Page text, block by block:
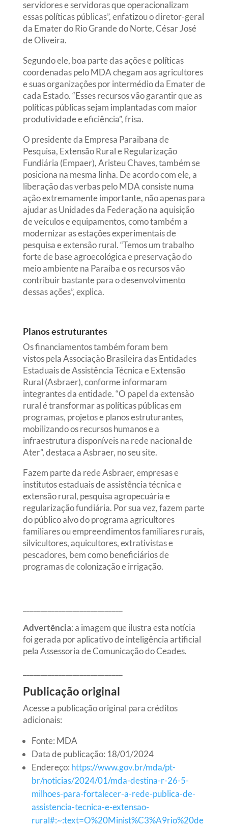
servidores e servidoras que operacionalizam
essas políticas públicas”, enfatizou o diretor-geral
da Emater do Rio Grande do Norte, César José
de Oliveira.
Segundo ele, boa parte das ações e políticas
coordenadas pelo MDA chegam aos agricultores
e suas organizações por intermédio da Emater de
cada Estado. “Esses recursos vão garantir que as
políticas públicas sejam implantadas com maior
produtividade e eficiência”, frisa.
O presidente da Empresa Paraibana de
Pesquisa, Extensão Rural e Regularização
Fundiária (Empaer), Aristeu Chaves, também se
posiciona na mesma linha. De acordo com ele, a
liberação das verbas pelo MDA consiste numa
ação extremamente importante, não apenas para
ajudar as Unidades da Federação na aquisição
de veículos e equipamentos, como também a
modernizar as estações experimentais de
pesquisa e extensão rural. “Temos um trabalho
forte de base agroecológica e preservação do
meio ambiente na Paraíba e os recursos vão
contribuir bastante para o desenvolvimento
dessas ações”, explica.
Planos estruturantes
Os financiamentos também foram bem
vistos pela Associação Brasileira das Entidades
Estaduais de Assistência Técnica e Extensão
Rural (Asbraer), conforme informaram
integrantes da entidade. “O papel da extensão
rural é transformar as políticas públicas em
programas, projetos e planos estruturantes,
mobilizando os recursos humanos e a
infraestrutura disponíveis na rede nacional de
Ater”, destaca a Asbraer, no seu site.
Fazem parte da rede Asbraer, empresas e
institutos estaduais de assistência técnica e
extensão rural, pesquisa agropecuária e
regularização fundiária. Por sua vez, fazem parte
do público alvo do programa agricultores
familiares ou empreendimentos familiares rurais,
silvicultores, aquicultores, extrativistas e
pescadores, bem como beneficiários de
programas de colonização e irrigação.
Advertência: a imagem que ilustra esta notícia
foi gerada por aplicativo de inteligência artificial
pela Assessoria de Comunicação do Ceades.
Publicação original
Acesse a publicação original para créditos
adicionais:
Fonte: MDA
Data de publicação: 18/01/2024
Endereço: https://www.gov.br/mda/pt-
br/noticias/2024/01/mda-destina-r-26-5-
milhoes-para-fortalecer-a-rede-publica-de-
assistencia-tecnica-e-extensao-
rural#:~:text=O%20Minist%C3%A9rio%20de